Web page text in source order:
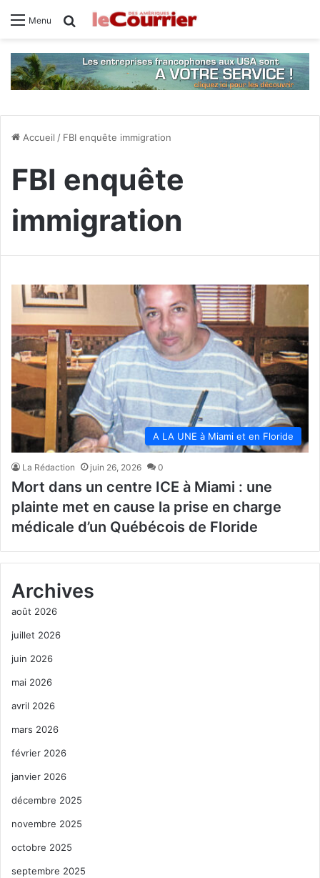
Menu Rechercher
Accueil / FBI enquête immigration
FBI enquête
immigration
A LA UNE à Miami et en Floride
La Rédaction juin 26, 2026 0
Mort dans un centre ICE à Miami : une
plainte met en cause la prise en charge
médicale d’un Québécois de Floride
Archives
août 2026
juillet 2026
juin 2026
mai 2026
avril 2026
mars 2026
février 2026
janvier 2026
décembre 2025
novembre 2025
octobre 2025
septembre 2025